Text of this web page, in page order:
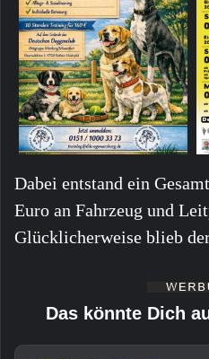
Dabei entstand ein
Euro an Fahrzeug und
Glücklicherweise blieb
Das könnte Dich